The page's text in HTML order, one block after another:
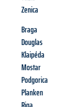
Zenica
Braga
Douglas
Klaipéda
Mostar
Podgorica
Planken